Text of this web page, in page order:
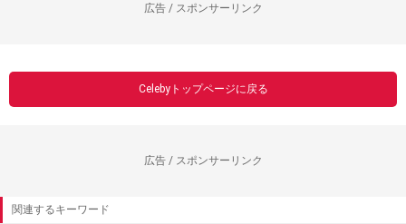
広告 / スポンサーリンク
Celebyトップページに戻る
広告 / スポンサーリンク
関連するキーワード